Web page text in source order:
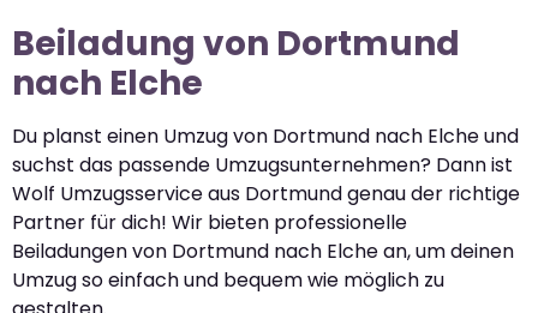
Beiladung von Dortmund
nach Elche
Du planst einen Umzug von Dortmund nach Elche und
suchst das passende Umzugsunternehmen? Dann ist
Wolf Umzugsservice aus Dortmund genau der richtige
Partner für dich! Wir bieten professionelle
Beiladungen von Dortmund nach Elche an, um deinen
Umzug so einfach und bequem wie möglich zu